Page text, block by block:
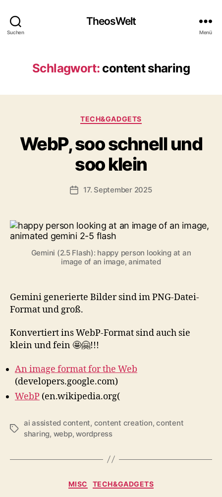
Suchen
TheosWelt
Menü
Schlagwort: content sharing
Kategorien
TECH&GADGETS
WebP, soo schnell und
soo klein
Veröffentlichungsdatum
17. September 2025
Gemini (2.5 Flash): happy person looking at an
image of an image, animated
Gemini generierte Bilder sind im PNG-Datei-
Format und groß.
Konvertiert ins WebP-Format sind auch sie
klein und fein 🤩🤗!!!
An image format for the Web
(developers.google.com)
WebP (en.wikipedia.org(
Schlagwörter
ai assisted content, content creation,content
sharing, webp,wordpress
Kategorien
MISC TECH&GADGETS